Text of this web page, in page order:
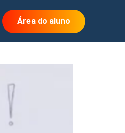
Área do aluno